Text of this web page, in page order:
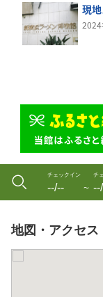
現
2024
チェックイン
--/-- 〜
チ
地図・アクセス